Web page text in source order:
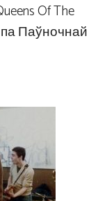
Of The
Паўночнай